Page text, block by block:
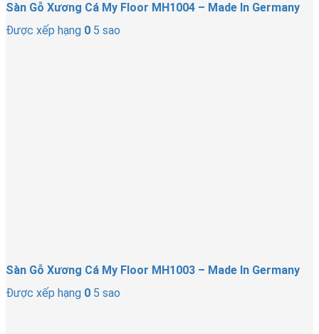
Sàn Gỗ Xương Cá My Floor MH1004 – Made In Germany
Được xếp hạng 0 5 sao
Sàn Gỗ Xương Cá My Floor MH1003 – Made In Germany
Được xếp hạng 0 5 sao